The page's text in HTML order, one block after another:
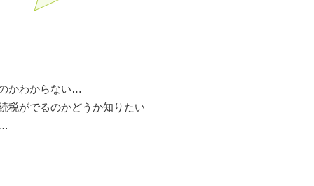
かわからない…
税がでるのかどうか知りたい